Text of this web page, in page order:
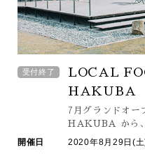
受付終了
LOCAL
HAKUBA
7月グランドオ
HAKUBA から
開催日
2020年8月29日(